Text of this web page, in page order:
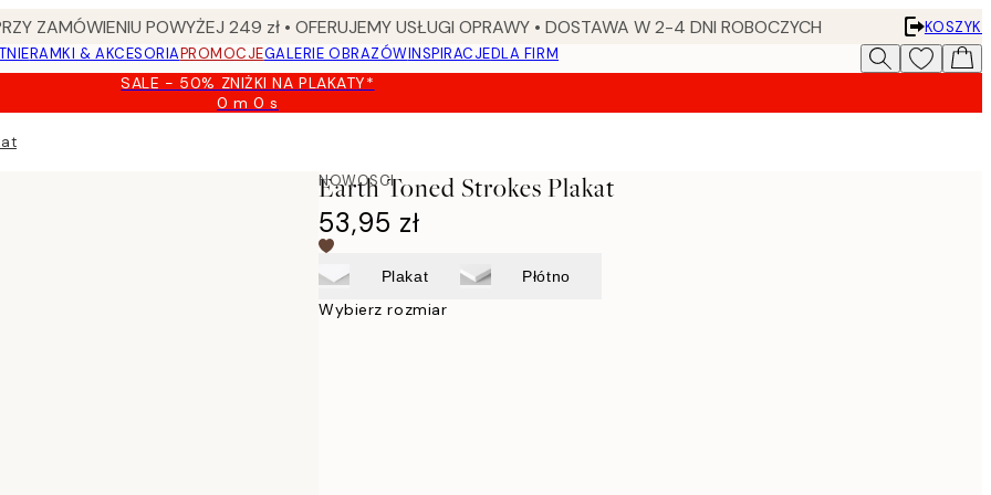
ZAMÓWIENIU POWYŻEJ 249 zł • OFERUJEMY USŁUGI OPRAWY • DOSTAWA W 2-4 DNI ROBOCZYCH
KOSZYK
RAMKI & AKCESORIAPROMOCJEGALERIE OBRAZÓWINSPIRACJEDLA FIRM
SALE - 50% ZNIŻKI NA PLAKATY*
0 m0 s
Ważny
NOWOSCI
Earth Toned Strokes Plakat
53,95 zł
Plakat Płótno
Wybierz rozmiar